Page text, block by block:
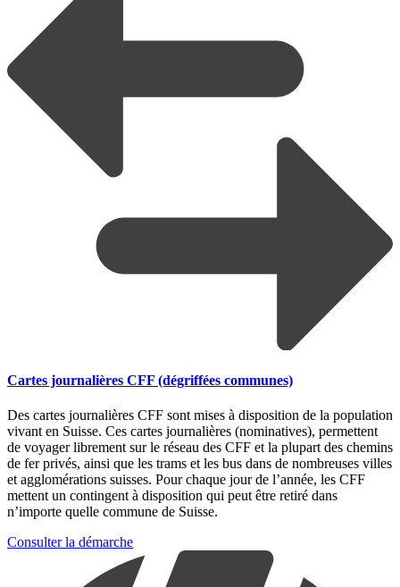
Cartes journalières CFF (dégriffées communes)
Des cartes journalières CFF sont mises à disposition de la population
vivant en Suisse. Ces cartes journalières (nominatives), permettent
de voyager librement sur le réseau des CFF et la plupart des chemins
de fer privés, ainsi que les trams et les bus dans de nombreuses villes
et agglomérations suisses. Pour chaque jour de l’année, les CFF
mettent un contingent à disposition qui peut être retiré dans
n’importe quelle commune de Suisse.
Consulter la démarche